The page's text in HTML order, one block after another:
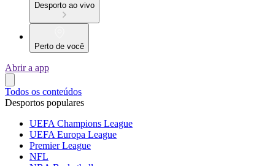
Desporto ao vivo
Perto de você
Abrir a app
Todos os conteúdos
Desportos populares
UEFA Champions League
UEFA Europa League
Premier League
NFL